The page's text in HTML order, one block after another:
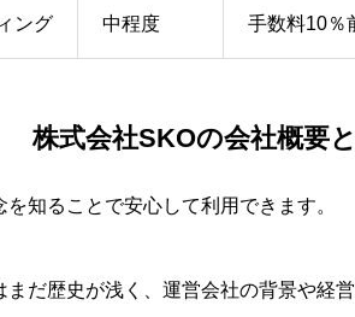
ング 中程度 手数料10％
株式会社SKOの会社概要
知ることで安心して利用できます。
まだ歴史が浅く、運営会社の背景や経